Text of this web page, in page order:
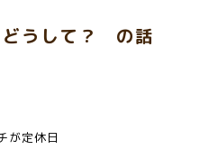
どうして？ の話
が定休日